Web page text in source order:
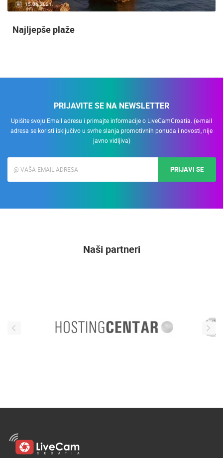
15.06.2021.
Najljepše plaže
PRIJAVITE SE NA NEWSLETTER
Upišite svoju Email adresu i primajte informacije o LiveCamCroatia. (e-mail
adresa se koristi isključivo u svrhe slanja promotivnih ponuda i novosti, nije
javno vidljiva)
PRIJAVI SE
Naši partneri